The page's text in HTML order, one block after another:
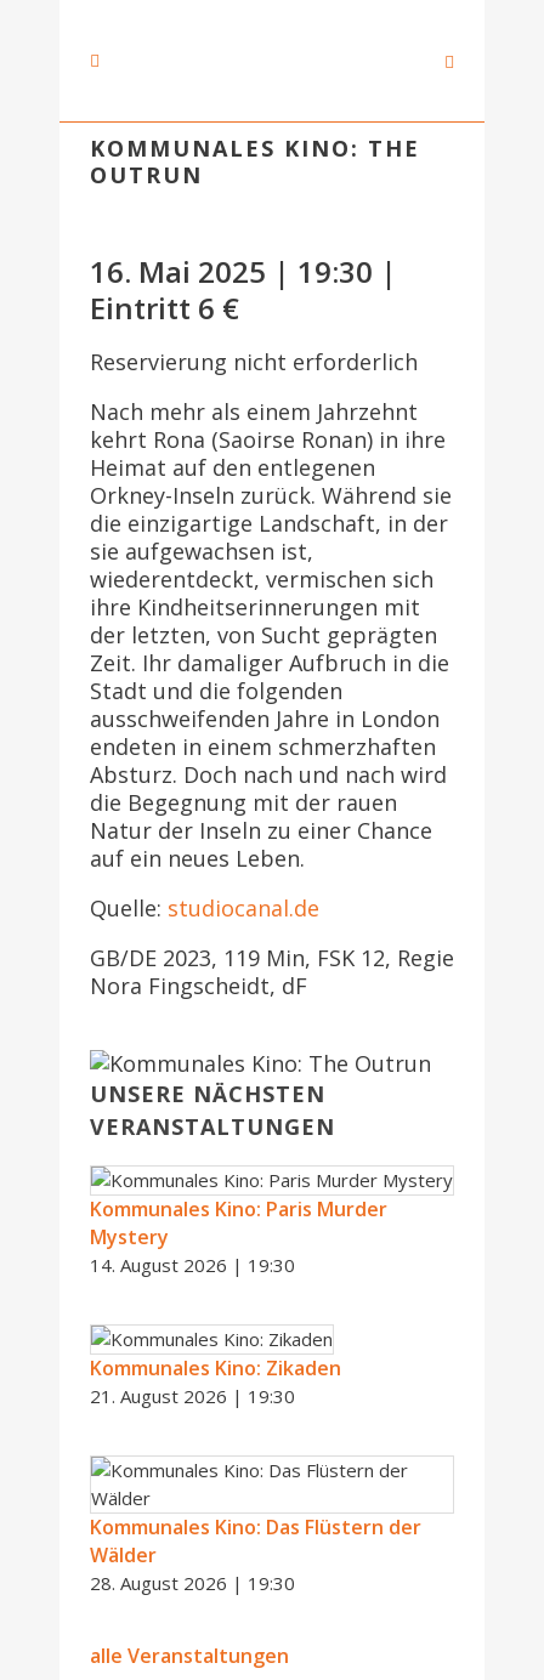
KOMMUNALES KINO: THE
OUTRUN
16. Mai 2025 | 19:30 |
Eintritt 6 €
Reservierung nicht erforderlich
Nach mehr als einem Jahrzehnt
kehrt Rona (Saoirse Ronan) in ihre
Heimat auf den entlegenen
Orkney-Inseln zurück. Während sie
die einzigartige Landschaft, in der
sie aufgewachsen ist,
wiederentdeckt, vermischen sich
ihre Kindheitserinnerungen mit
der letzten, von Sucht geprägten
Zeit. Ihr damaliger Aufbruch in die
Stadt und die folgenden
ausschweifenden Jahre in London
endeten in einem schmerzhaften
Absturz. Doch nach und nach wird
die Begegnung mit der rauen
Natur der Inseln zu einer Chance
auf ein neues Leben.
Quelle: studiocanal.de
GB/DE 2023, 119 Min, FSK 12, Regie
Nora Fingscheidt, dF
UNSERE NÄCHSTEN
VERANSTALTUNGEN
Kommunales Kino: Paris Murder
Mystery
14. August 2026 | 19:30
Kommunales Kino: Zikaden
21. August 2026 | 19:30
Kommunales Kino: Das Flüstern der
Wälder
28. August 2026 | 19:30
alle Veranstaltungen